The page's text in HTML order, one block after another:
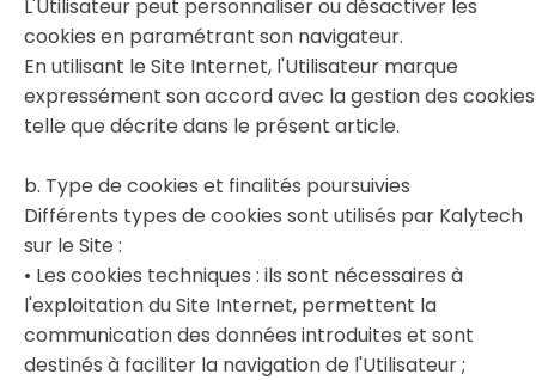
L'Utilisateur peut personnaliser ou désactiver les
cookies en paramétrant son navigateur.
En utilisant le Site Internet, l'Utilisateur marque
expressément son accord avec la gestion des cookies
telle que décrite dans le présent article.
b. Type de cookies et finalités poursuivies
Différents types de cookies sont utilisés par Kalytech
sur le Site :
• Les cookies techniques : ils sont nécessaires à
l'exploitation du Site Internet, permettent la
communication des données introduites et sont
destinés à faciliter la navigation de l'Utilisateur ;